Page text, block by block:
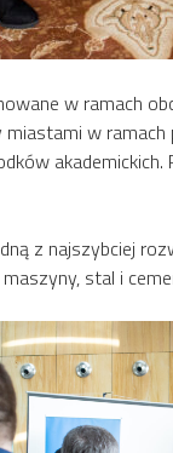
w ramach
w
z najszybciej
stal i